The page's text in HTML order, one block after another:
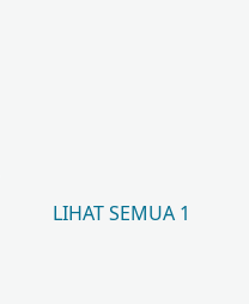
LIHAT SEMUA 1